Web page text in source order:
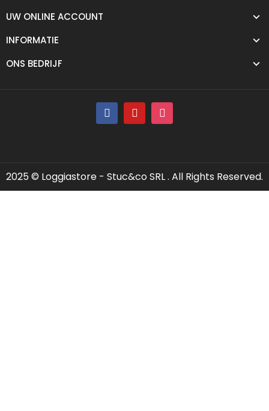
UW ONLINE ACCOUNT
INFORMATIE
ONS BEDRIJF
2025 © Loggiastore - Stuc&co SRL . All Rights Reserved.